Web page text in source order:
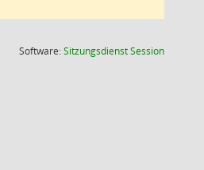
Software:SitzungsdienstSession(Wird in